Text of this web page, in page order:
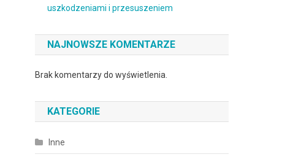
uszkodzeniami i przesuszeniem
NAJNOWSZE KOMENTARZE
Brak komentarzy do wyświetlenia.
KATEGORIE
Inne